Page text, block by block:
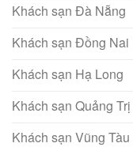
Khách sạn Đà Nẵng
Khách sạn Đồng Nai
Khách sạn Hạ Long
Khách sạn Quảng Trị
Khách sạn Vũng Tàu